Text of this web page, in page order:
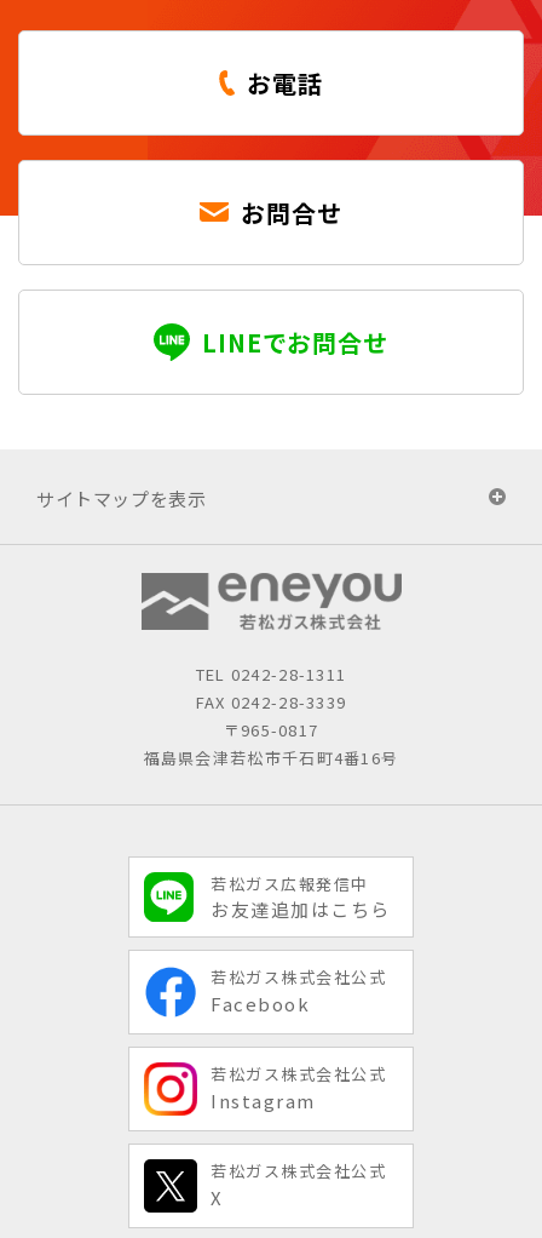
お電話
お問合せ
LINEでお問合せ
サイトマップを表示
TEL 0242-28-1311
FAX 0242-28-3339
〒965-0817
福島県会津若松市千石町4番16号
若松ガス広報発信中
お友達追加はこちら
若松ガス株式会社公式
Facebook
若松ガス株式会社公式
Instagram
若松ガス株式会社公式
X